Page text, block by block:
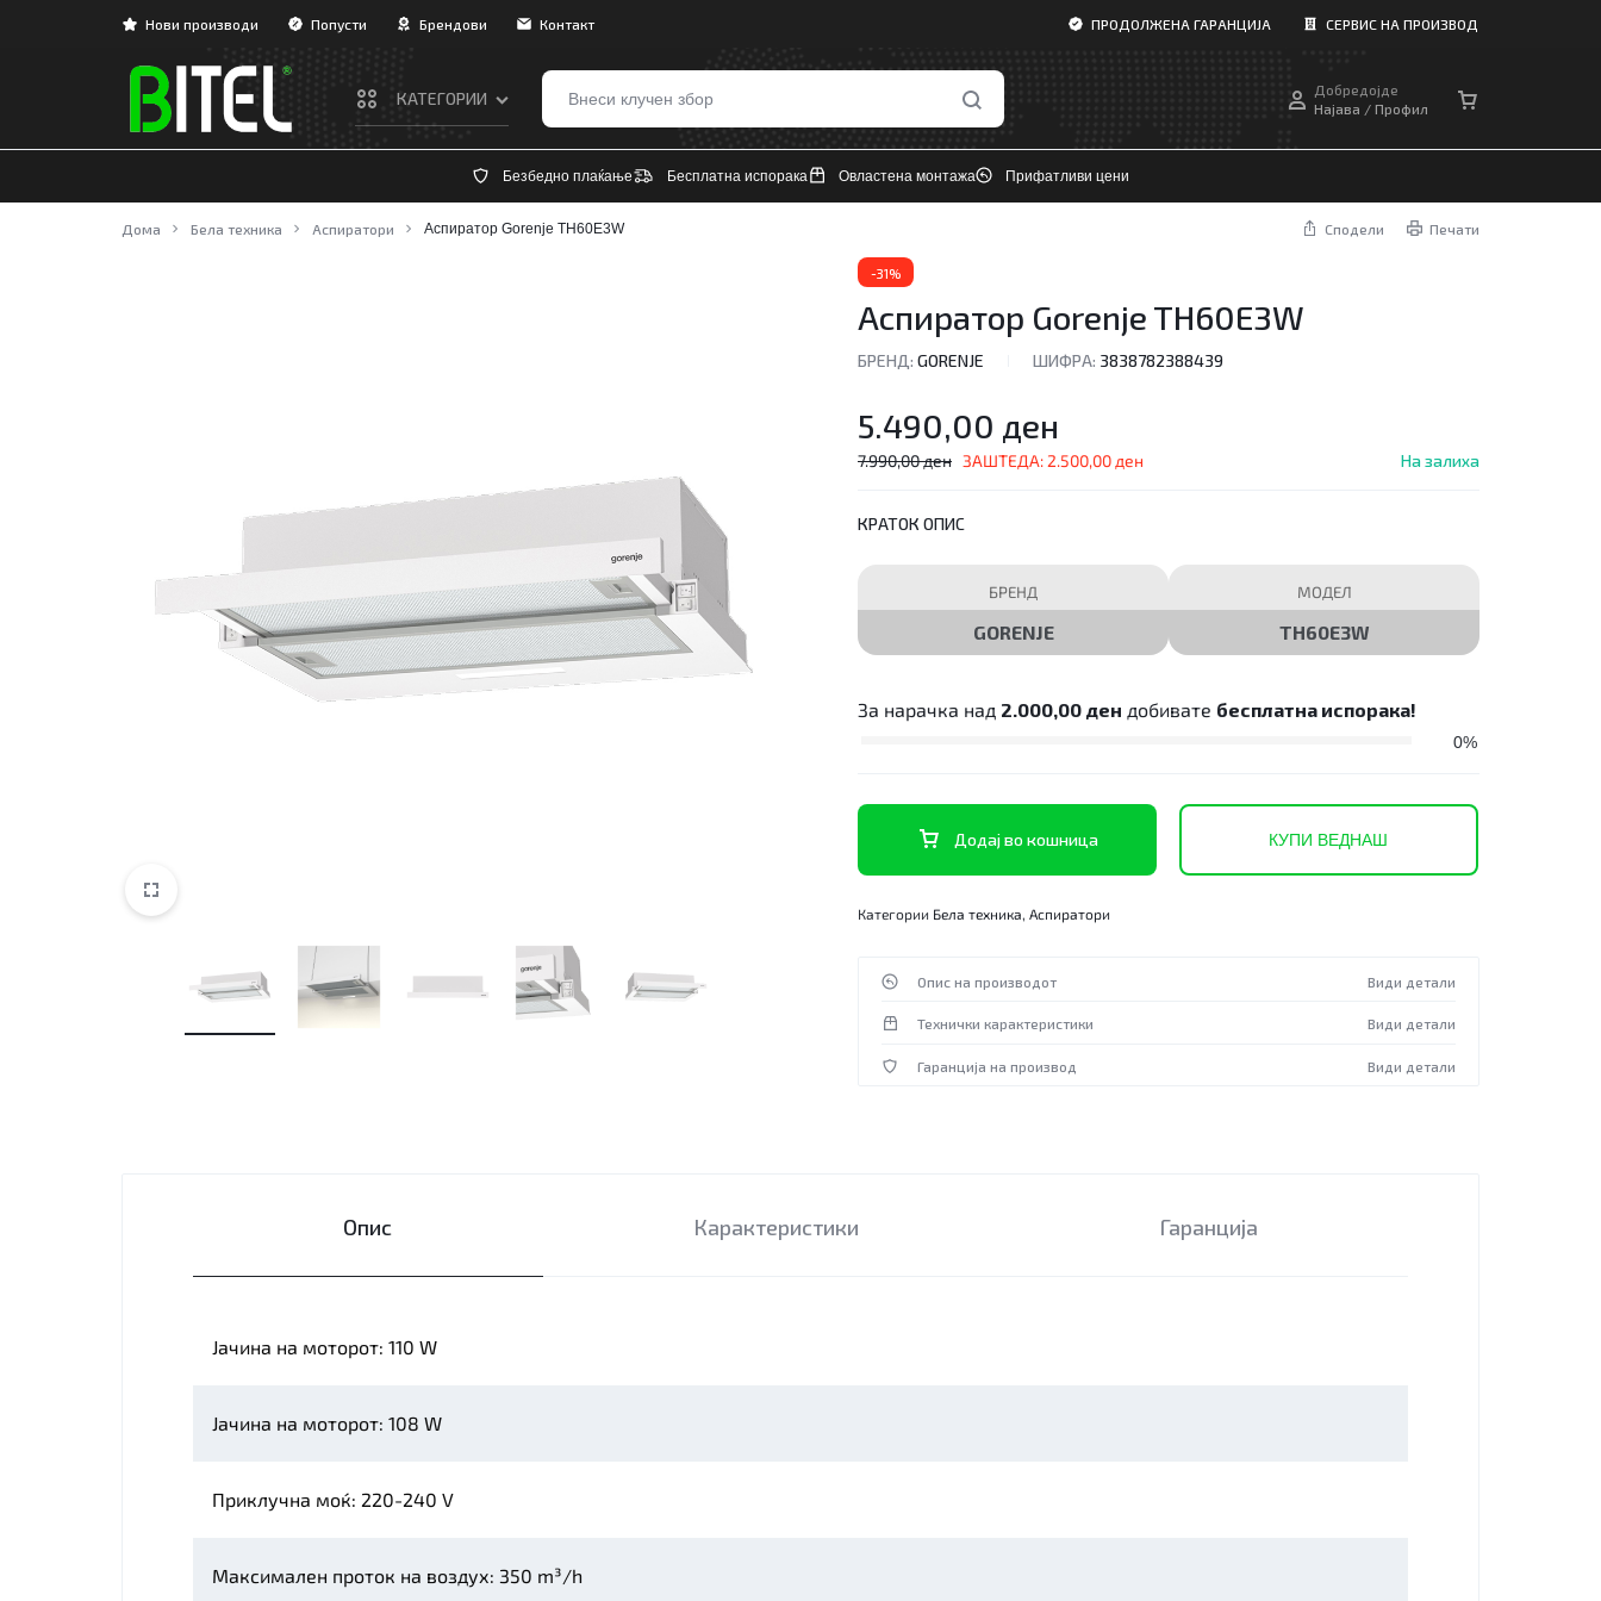
Нови производи Попусти Брендови Контакт ПРОДОЛЖЕНА ГАРАНЦИЈА СЕРВИС НА ПРОИЗВОД
КАТЕГОРИИ
ТВ/АУДИО/ВИДЕО
НЕГА И УБАВИНА
Добредојде
Најава / Профил
Безбедно плаќање Бесплатна испорака Овластена монтажа Прифатливи цени
Дома Бела техника Аспиратори Аспиратор Gorenje TH60E3W Сподели Печати
-31%
Аспиратор Gorenje TH60E3W
БРЕНД:GORENJE ШИФРА: 3838782388439
5.490,00 ден
7.990,00ден ЗАШТЕДА: 2.500,00 ден На залиха
КРАТОК ОПИС
БРЕНД
GORENJE
МОДЕЛ
TH60E3W
За нарачка над 2.000,00 ден добивате бесплатна испорака!
0%
Додај во кошница КУПИ ВЕДНАШ
Категории Бела техника,Аспиратори
Опис на производот Види детали
Технички карактеристики Види детали
Гаранција на производ Види детали
Опис Карактеристики Гаранција
Јачина на моторот: 110 W
Јачина на моторот: 108 W
Приклучна моќ: 220-240 V
Максимален проток на воздух: 350 m³/h